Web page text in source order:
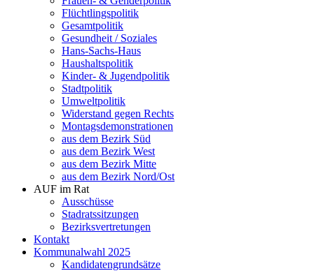
Flüchtlingspolitik
Gesamtpolitik
Gesundheit / Soziales
Hans-Sachs-Haus
Haushaltspolitik
Kinder- & Jugendpolitik
Stadtpolitik
Umweltpolitik
Widerstand gegen Rechts
Montagsdemonstrationen
aus dem Bezirk Süd
aus dem Bezirk West
aus dem Bezirk Mitte
aus dem Bezirk Nord/Ost
AUF im Rat
Ausschüsse
Stadratssitzungen
Bezirksvertretungen
Kontakt
Kommunalwahl 2025
Kandidatengrundsätze